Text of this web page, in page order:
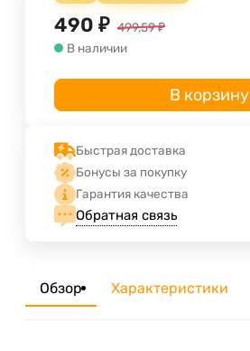
490 ₽ 499,59₽
В наличии
В корзину
Быстрая доставка
Бонусы за покупку
Гарантия качества
Обратная связь
Обзор Характеристики